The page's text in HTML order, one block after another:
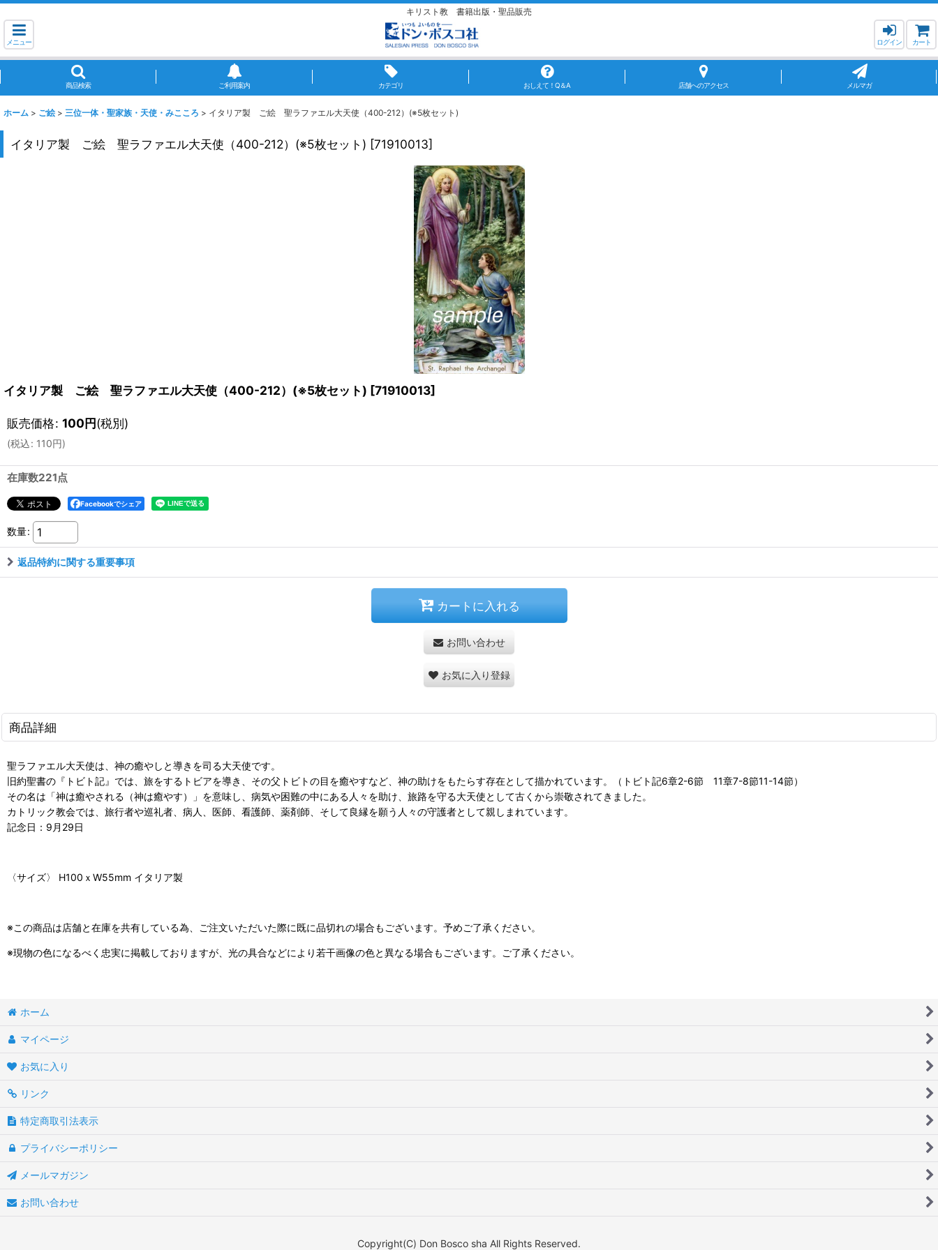
キリスト教 書籍出版・聖品販売
メニュー ログイン カート
商品検索 ご利用案内 カテゴリ おしえて！Q＆A 店舗へのアクセス メルマガ
ホーム > ご絵 > 三位一体・聖家族・天使・みこころ > イタリア製 ご絵 聖ラファエル大天使（400-212）(※5枚セット)
イタリア製 ご絵 聖ラファエル大天使（400-212）(※5枚セット) [71910013]
イタリア製 ご絵 聖ラファエル大天使（400-212）(※5枚セット) [71910013]
販売価格: 100円(税別)
(税込: 110円)
在庫数221点
Facebookでシェア
数量:
返品特約に関する重要事項
カートに入れる
お問い合わせ
お気に入り登録
商品詳細
聖ラファエル大天使は、神の癒やしと導きを司る大天使です。
旧約聖書の『トビト記』では、旅をするトビアを導き、その父トビトの目を癒やすなど、神の助けをもたらす存在として描かれています。（トビト記6章2-6節 11章7-8節11-14節）
その名は「神は癒やされる（神は癒やす）」を意味し、病気や困難の中にある人々を助け、旅路を守る大天使として古くから崇敬されてきました。
カトリック教会では、旅行者や巡礼者、病人、医師、看護師、薬剤師、そして良縁を願う人々の守護者として親しまれています。
記念日：9月29日
〈サイズ〉 H100ｘW55mm イタリア製
※この商品は店舗と在庫を共有している為、ご注文いただいた際に既に品切れの場合もございます。予めご了承ください。
※現物の色になるべく忠実に掲載しておりますが、光の具合などにより若干画像の色と異なる場合もございます。ご了承ください。
ホーム
マイページ
お気に入り
リンク
特定商取引法表示
プライバシーポリシー
メールマガジン
お問い合わせ
Copyright(C) Don Bosco sha All Rights Reserved.